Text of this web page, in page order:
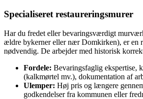
Specialiseret restaureringsmurer
Har du fredet eller bevaringsværdigt
ældre bykerner eller nær Domkirken), er en
nødvendig. De arbejder med historisk
Fordele: Bevaringsfaglig ekspertise,
(kalkmørtel mv.), dokumentation af
Ulemper: Høj pris og længere
godkendelser fra kommunen eller